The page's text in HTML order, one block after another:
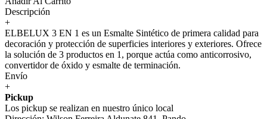
Descripción
+
ELBELUX 3 EN 1 es un Esmalte Sintético de primera calidad para
decoración y protección de superficies interiores y exteriores. Ofrece
la solución de 3 productos en 1, porque actúa como anticorrosivo,
convertidor de óxido y esmalte de terminación.
Envío
+
Pickup
Los pickup se realizan en nuestro único local